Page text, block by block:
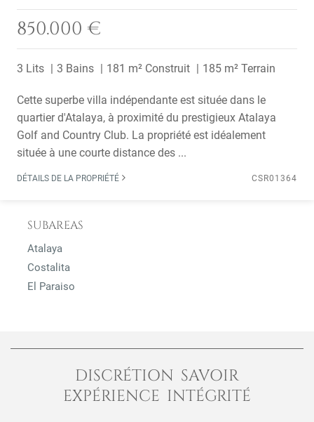
850.000 €
3 Lits 3 Bains 181 m² Construit 185 m² Terrain
Cette superbe villa indépendante est située dans le
quartier d'Atalaya, à proximité du prestigieux Atalaya
Golf and Country Club. La propriété est idéalement
située à une courte distance des ...
DÉTAILS DE LA PROPRIÉTÉ CSR01364
SUBAREAS
Atalaya
Costalita
El Paraiso
DISCRÉTION SAVOIR
EXPÉRIENCE INTÉGRITÉ